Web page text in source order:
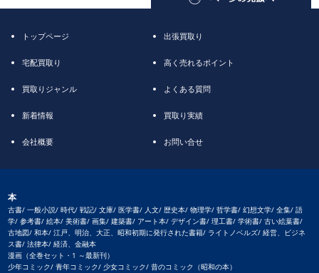
トップページ 出張買取り
宅配買取り 高く売れるポイント
買取りジャンル よくある質問
新着情報 買取り実績
会社概要 お問い合せ
本
古書/ 一般小説/ 時代/ 戦記/ 文庫/ 医学書/ 人文/ 歴史本/ 物理学/ 哲学書/ 幻想文学/ 全集/ 語
学/ 参考書/ 絵本/ 美術書/ 画集/ 建築書/ アート本/ デザイン書/ 理工書/ 学術書/ 古い絵葉書/
古地図/ 和本/ 江戸、明治、大正、昭和初期に発行された書籍/ ライトノベルズ/ 経営、ビジネ
ス書/ 法律本/ 経済、金融本
漫画（全巻セット・1 ～最新刊）
少年コミック/ 青年コミック/ 少女コミック/ 昔のコミック（昭和の本）